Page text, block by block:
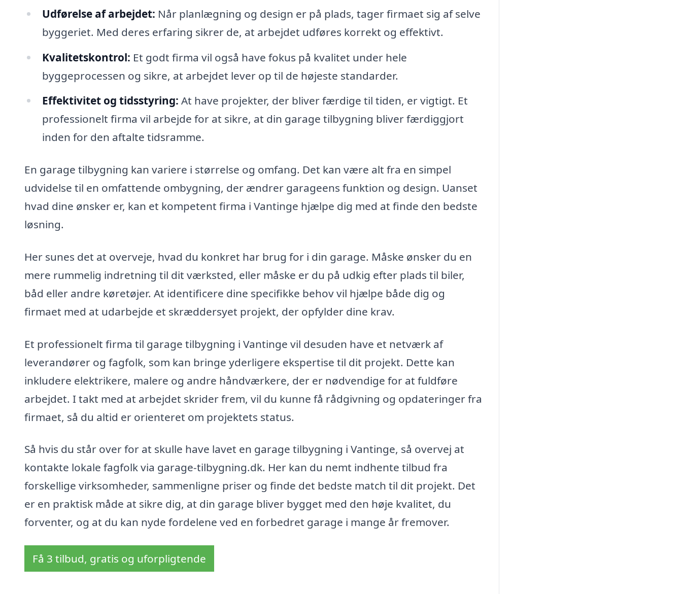
Udførelse af arbejdet: Når planlægning og design er på plads, tager firmaet sig af selve
byggeriet. Med deres erfaring sikrer de, at arbejdet udføres korrekt og effektivt.
Kvalitetskontrol: Et godt firma vil også have fokus på kvalitet under hele
byggeprocessen og sikre, at arbejdet lever op til de højeste standarder.
Effektivitet og tidsstyring: At have projekter, der bliver færdige til tiden, er vigtigt. Et
professionelt firma vil arbejde for at sikre, at din garage tilbygning bliver færdiggjort
inden for den aftalte tidsramme.
En garage tilbygning kan variere i størrelse og omfang. Det kan være alt fra en simpel
udvidelse til en omfattende ombygning, der ændrer garageens funktion og design. Uanset
hvad dine ønsker er, kan et kompetent firma i Vantinge hjælpe dig med at finde den bedste
løsning.
Her sunes det at overveje, hvad du konkret har brug for i din garage. Måske ønsker du en
mere rummelig indretning til dit værksted, eller måske er du på udkig efter plads til biler,
båd eller andre køretøjer. At identificere dine specifikke behov vil hjælpe både dig og
firmaet med at udarbejde et skræddersyet projekt, der opfylder dine krav.
Et professionelt firma til garage tilbygning i Vantinge vil desuden have et netværk af
leverandører og fagfolk, som kan bringe yderligere ekspertise til dit projekt. Dette kan
inkludere elektrikere, malere og andre håndværkere, der er nødvendige for at fuldføre
arbejdet. I takt med at arbejdet skrider frem, vil du kunne få rådgivning og opdateringer fra
firmaet, så du altid er orienteret om projektets status.
Så hvis du står over for at skulle have lavet en garage tilbygning i Vantinge, så overvej at
kontakte lokale fagfolk via garage-tilbygning.dk. Her kan du nemt indhente tilbud fra
forskellige virksomheder, sammenligne priser og finde det bedste match til dit projekt. Det
er en praktisk måde at sikre dig, at din garage bliver bygget med den høje kvalitet, du
forventer, og at du kan nyde fordelene ved en forbedret garage i mange år fremover.
Få 3 tilbud, gratis og uforpligtende